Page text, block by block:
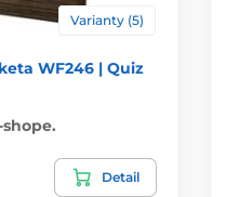
Varianty (5)
WF246 | Quiz
Detail